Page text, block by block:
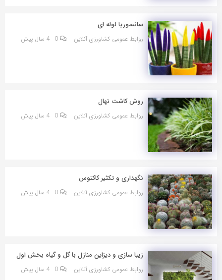
سانسوریا لوله ای
روابط عمومی کشاورزی آنلاین 0 4 سال پیش
روش کاشت نهال
روابط عمومی کشاورزی آنلاین 0 4 سال پیش
نگهداری و تکثیر کاکتوس
روابط عمومی کشاورزی آنلاین 0 4 سال پیش
زیبا سازی و دیزاین منازل با گل و گیاه بخش اول
روابط عمومی کشاورزی آنلاین 0 4 سال پیش